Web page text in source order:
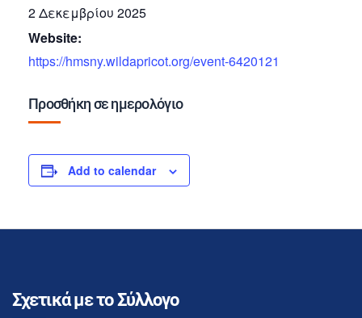
2 Δεκεμβρίου 2025
Website:
https://hmsny.wildapricot.org/event-6420121
Προσθήκη σε ημερολόγιο
Add to calendar
Σχετικά με το Σύλλογο